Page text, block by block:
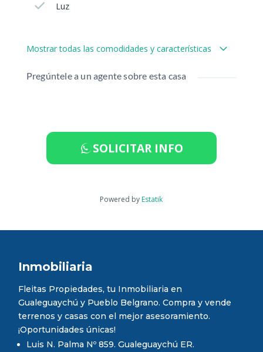
Luz
Mostrar todas las comodidades y características
Pregúntele a un agente sobre esta casa
SOLICITAR INFO
Powered by Estatik
Inmobiliaria
Fleitas Propiedades, tu Inmobiliaria en
Gualeguaychú y Pueblo Belgrano. Compra y vende
terrenos y casas con el mejor asesoramiento.
¡Oportunidades únicas!
Luis N. Palma Nº 859. Gualeguaychú ER.